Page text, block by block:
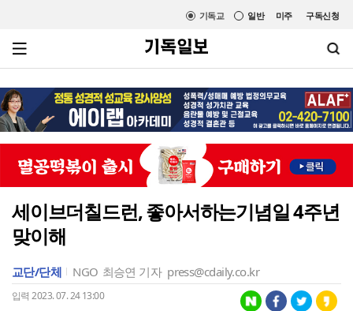
미주 구독신청
일반
기독교
세이브더칠드런, 좋아서하는기념일 4주년
맞이해
교단/단체 NGO 최승연 기자 press@cdaily.co.kr
입력 2023. 07. 24 13:00